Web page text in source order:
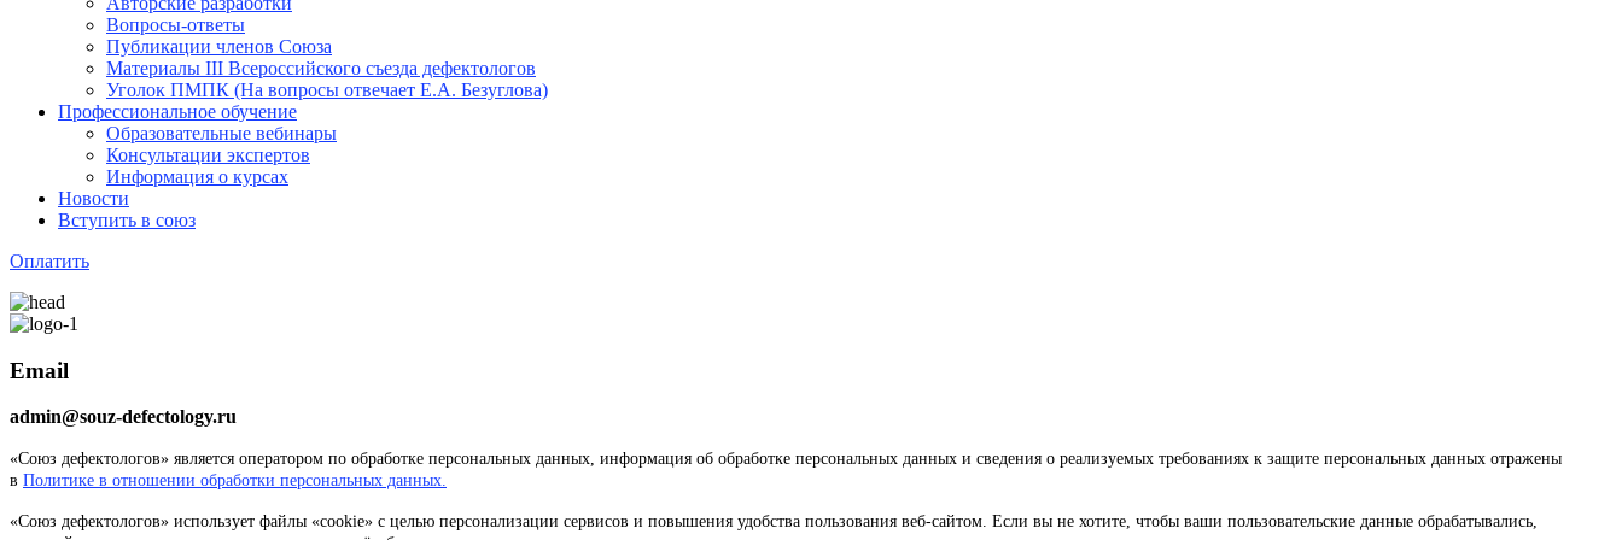
Вопросы-ответы
Публикации членов Союза
Материалы III Всероссийского съезда дефектологов
Уголок ПМПК (На вопросы отвечает Е.А. Безуглова)
Профессиональное обучение
Образовательные вебинары
Консультации экспертов
Информация о курсах
Новости
Вступить в союз
Оплатить
Email
admin@souz-defectology.ru
«Союз дефектологов» является оператором по обработке персональных данных, информация об обработке персональных данных и сведения о реализуемых требованиях к защите персональных данных отражены
в Политике в отношении обработки персональных данных.
«Союз дефектологов» использует файлы «cookie» с целью персонализации сервисов и повышения удобства пользования веб-сайтом. Если вы не хотите, чтобы ваши пользовательские данные обрабатывались,